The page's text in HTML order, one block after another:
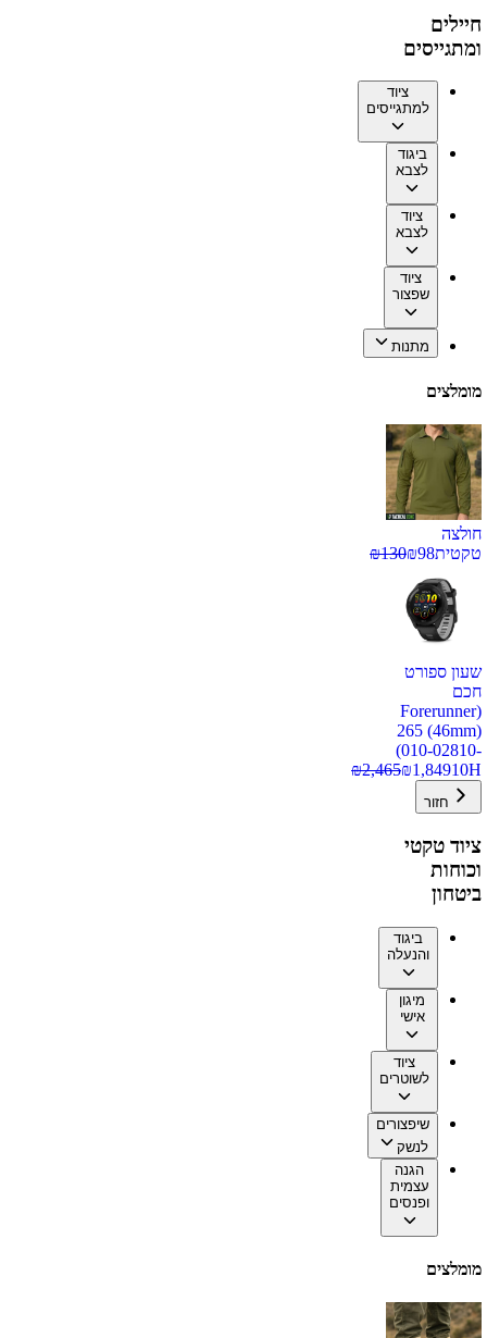
חיילים
ומתגייסים
ציוד
למתגייסים
ביגוד
לצבא
ציוד
לצבא
ציוד
שפצור
מתנות
מומלצים
חולצה
טקטית
₪98
₪130
שעון ספורט
חכם
(Forerunner
265 (46mm)
(010-02810-
10H
₪1,849
₪2,465
חזור
ציוד טקטי
וכוחות
ביטחון
ביגוד
והנעלה
מיגון
אישי
ציוד
לשוטרים
שיפצורים
לנשק
הגנה
עצמית
ופנסים
מומלצים